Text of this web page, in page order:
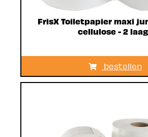
FrisX Toiletpapier maxi
cellulose - 2
bestellen